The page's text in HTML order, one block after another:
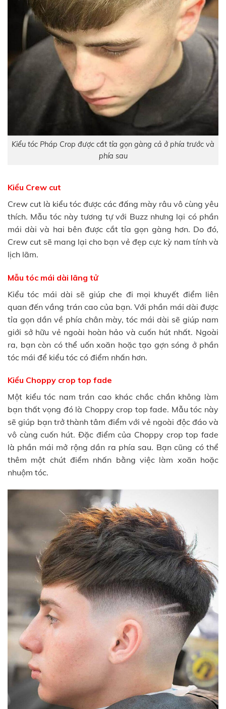
Kiểu tóc Pháp Crop được cắt tỉa gọn gàng cả ở phía trước và
phía sau
Kiểu Crew cut
Crew cut là kiểu tóc được các đấng mày râu vô cùng yêu
thích. Mẫu tóc này tương tự với Buzz nhưng lại có phần
mái dài và hai bên được cắt tỉa gọn gàng hơn. Do đó,
Crew cut sẽ mang lại cho bạn vẻ đẹp cực kỳ nam tính và
lịch lãm.
Mẫu tóc mái dài lãng tử
Kiểu tóc mái dài sẽ giúp che đi mọi khuyết điểm liên
quan đến vầng trán cao của bạn. Với phần mái dài được
tỉa gọn dần về phía chân mày, tóc mái dài sẽ giúp nam
giới sở hữu vẻ ngoài hoàn hảo và cuốn hút nhất. Ngoài
ra, bạn còn có thể uốn xoăn hoặc tạo gợn sóng ở phần
tóc mái để kiểu tóc có điểm nhấn hơn.
Kiểu Choppy crop top fade
Một kiểu tóc nam trán cao khác chắc chắn không làm
bạn thất vọng đó là Choppy crop top fade. Mẫu tóc này
sẽ giúp bạn trở thành tâm điểm với vẻ ngoài độc đáo và
vô cùng cuốn hút. Đặc điểm của Choppy crop top fade
là phần mái mở rộng dần ra phía sau. Bạn cũng có thể
thêm một chút điểm nhấn bằng việc làm xoăn hoặc
nhuộm tóc.